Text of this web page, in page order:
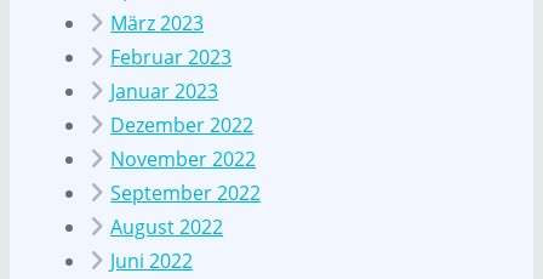
März 2023
Februar 2023
Januar 2023
Dezember 2022
November 2022
September 2022
August 2022
Juni 2022